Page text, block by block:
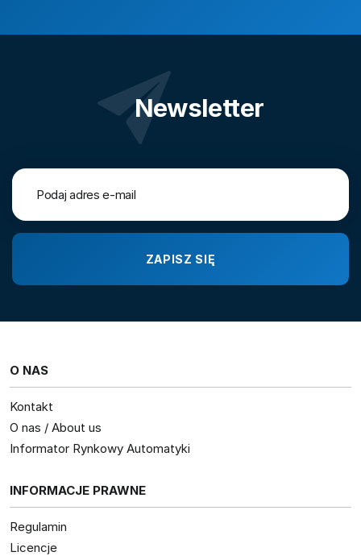
Newsletter
O NAS
Kontakt
O nas / About us
Informator Rynkowy Automatyki
INFORMACJE PRAWNE
Regulamin
Licencje